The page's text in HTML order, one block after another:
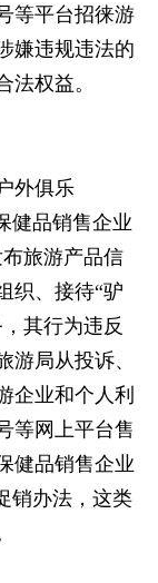
等平台招徕游
嫌违规违法的
法权益。
外俱乐
健品销售企业
旅游产品信
织、接待“驴
其行为违反
游局从投诉、
企业和个人利
等网上平台售
健品销售企业
销办法，这类